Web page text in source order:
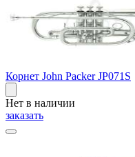
Корнет John Packer JP071S
Нет в наличии
заказать